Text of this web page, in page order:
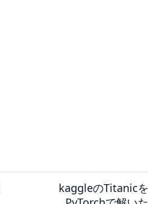
kaggleのTitanicを